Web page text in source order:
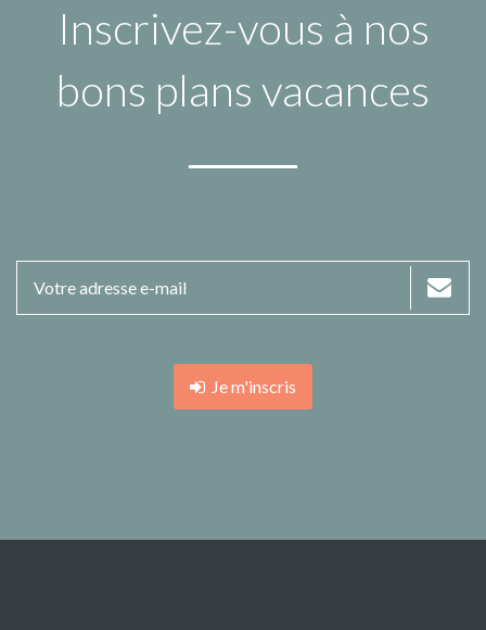
Inscrivez-vous à nos
bons plans vacances
Je m'inscris